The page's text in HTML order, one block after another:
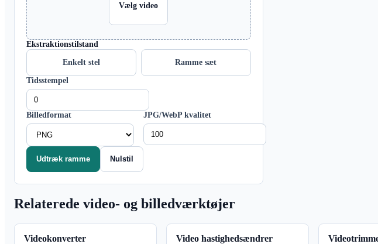
Vælg video
Ekstraktionstilstand
Enkelt stel Ramme sæt
Tidsstempel
Billedformat JPG/WebP kvalitet
Udtræk ramme Nulstil
Relaterede video- og billedværktøjer
Videokonverter Video hastighedsændrer